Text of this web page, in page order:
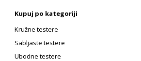
Kupuj po kategoriji
Kružne testere
Sabljaste testere
Ubodne testere